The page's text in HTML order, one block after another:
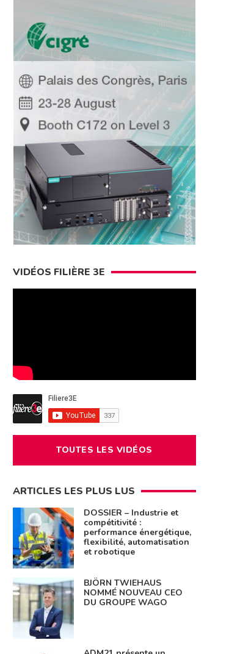
VIDÉOS FILIÈRE 3E
TOUTES LES VIDÉOS
ARTICLES LES PLUS LUS
DOSSIER – Industrie et
compétitivité :
performance énergétique,
flexibilité, automatisation
et robotique
BJÖRN TWIEHAUS
NOMMÉ NOUVEAU CEO
DU GROUPE WAGO